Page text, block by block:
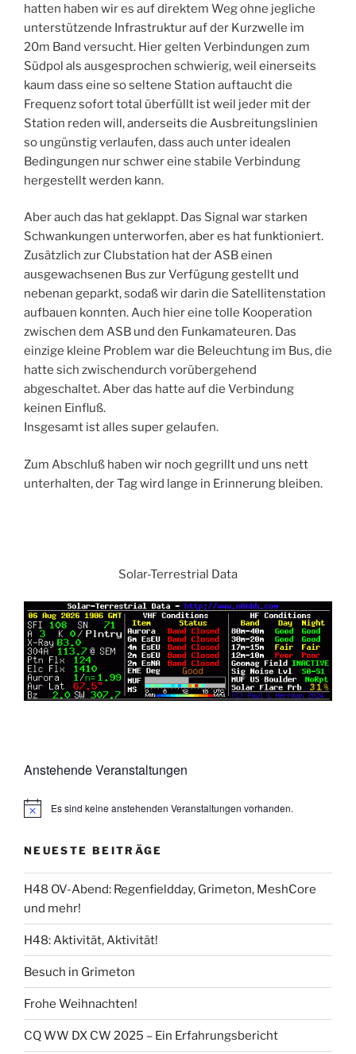
hatten haben wir es auf direktem Weg ohne jegliche
unterstützende Infrastruktur auf der Kurzwelle im
20m Band versucht. Hier gelten Verbindungen zum
Südpol als ausgesprochen schwierig, weil einerseits
kaum dass eine so seltene Station auftaucht die
Frequenz sofort total überfüllt ist weil jeder mit der
Station reden will, anderseits die Ausbreitungslinien
so ungünstig verlaufen, dass auch unter idealen
Bedingungen nur schwer eine stabile Verbindung
hergestellt werden kann.
Aber auch das hat geklappt. Das Signal war starken
Schwankungen unterworfen, aber es hat funktioniert.
Zusätzlich zur Clubstation hat der ASB einen
ausgewachsenen Bus zur Verfügung gestellt und
nebenan geparkt, sodaß wir darin die Satellitenstation
aufbauen konnten. Auch hier eine tolle Kooperation
zwischen dem ASB und den Funkamateuren. Das
einzige kleine Problem war die Beleuchtung im Bus, die
hatte sich zwischendurch vorübergehend
abgeschaltet. Aber das hatte auf die Verbindung
keinen Einfluß.
Insgesamt ist alles super gelaufen.
Zum Abschluß haben wir noch gegrillt und uns nett
unterhalten, der Tag wird lange in Erinnerung bleiben.
Solar-Terrestrial Data
Anstehende Veranstaltungen
Es sind keine anstehenden Veranstaltungen vorhanden.
NEUESTE BEITRÄGE
H48 OV-Abend: Regenfieldday, Grimeton, MeshCore
und mehr!
H48: Aktivität, Aktivität!
Besuch in Grimeton
Frohe Weihnachten!
CQ WW DX CW 2025 – Ein Erfahrungsbericht